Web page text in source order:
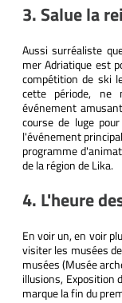
3. Salue la
Aussi surréaliste
mer Adriatique est
compétition de ski
cette période, ne
événement
course de luge
l'événement
programme
de la région de Lika.
4. L'heure
En voir un, en voir
visiter les musées
musées (Musée
illusions, Exposition
marque la fin du